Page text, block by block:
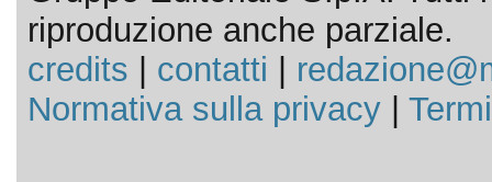
riproduzione anche parziale.
credits
contatti
Normativa sulla privacy|